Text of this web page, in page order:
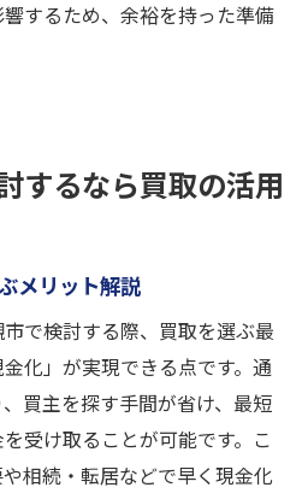
するため、余裕を持った準備
するなら買取の活用
メリット解説
で検討する際、買取を選ぶ最
化」が実現できる点です。通
買主を探す手間が省け、最短
受け取ることが可能です。こ
相続・転居などで早く現金化